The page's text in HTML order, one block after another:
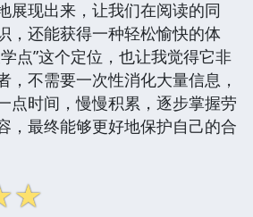
展现出来，让我们在阅读的同
，还能获得一种轻松愉快的体
点”这个定位，也让我觉得它非
，不需要一次性消化大量信息，
点时间，慢慢积累，逐步掌握劳
，最终能够更好地保护自己的合
☆